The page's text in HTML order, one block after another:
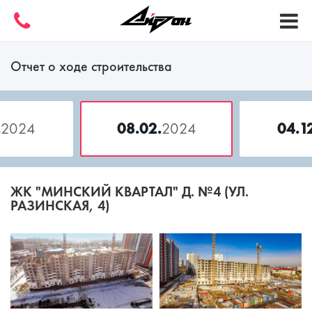
Отчет о ходе строительства
2024 08.02.2024
ЖК "МИНСКИЙ КВАРТАЛ" Д. №4 (УЛ.
РАЗИНСКАЯ, 4)